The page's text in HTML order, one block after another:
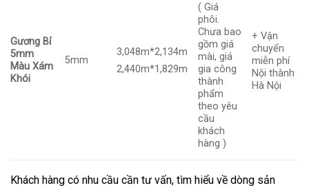
Gương Bỉ
5mm
Màu Xám
Khói
5mm
3,048m*2,134m
2,440m*1,829m
( Giá
phôi.
Chưa bao
gồm giá
mài, giá
gia công
thành
phẩm
theo yêu
cầu
khách
hàng )
+ Vận
chuyển
miễn phí
Nội thành
Hà Nội
Khách hàng có nhu cầu cần tư vấn, tìm hiểu về dòng sản